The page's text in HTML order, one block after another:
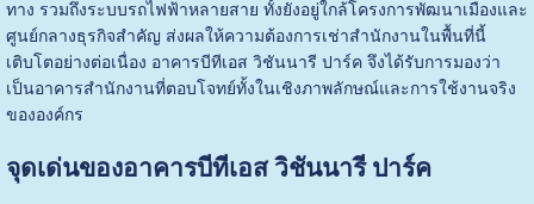
ทาง รวมถึงระบบรถไฟฟ้าหลายสาย ทั้งยังอยู่ใกล้โครงการพัฒนาเมืองและ
ศูนย์กลางธุรกิจสำคัญ ส่งผลให้ความต้องการเช่าสำนักงานในพื้นที่นี้
เติบโตอย่างต่อเนื่อง อาคารบีทีเอส วิชันนารี ปาร์ค จึงได้รับการมองว่า
เป็นอาคารสำนักงานที่ตอบโจทย์ทั้งในเชิงภาพลักษณ์และการใช้งานจริง
ขององค์กร
จุดเด่นของอาคารบีทีเอส วิชันนารี ปาร์ค